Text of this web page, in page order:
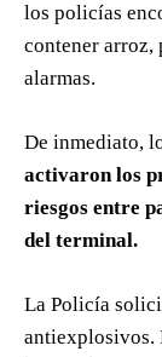
los policías
contener arroz,
alarmas.
De inmediato,
activaron los
riesgos entre
del terminal.
La Policía
antiexplosivos.